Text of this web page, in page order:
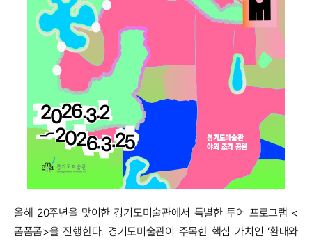
올해 20주년을 맞이한 경기도미술관에서 특별한 투어 프로그램 <
폼폼폼>을 진행한다. 경기도미술관이 주목한 핵심 가치인 ‘환대와